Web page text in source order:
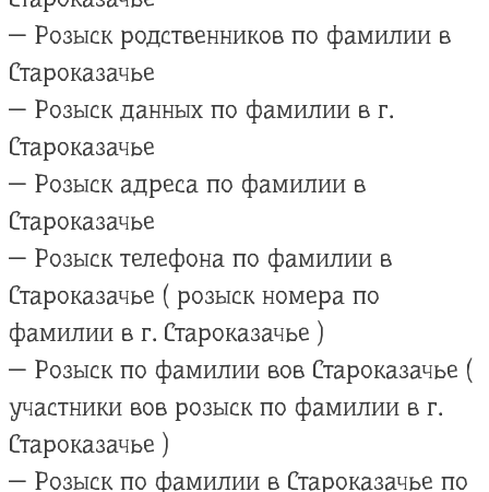
— Розыск родственников по фамилии в
Староказачье
— Розыск данных по фамилии в г.
Староказачье
— Розыск адреса по фамилии в
Староказачье
— Розыск телефона по фамилии в
Староказачье ( розыск номера по
фамилии в г. Староказачье )
— Розыск по фамилии вов Староказачье (
участники вов розыск по фамилии в г.
Староказачье )
— Розыск по фамилии в Староказачье по